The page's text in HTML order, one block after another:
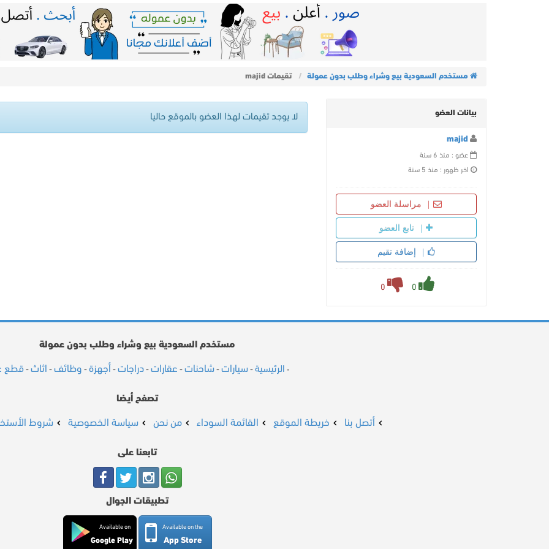
مستخدم السعودية بيع وشراء وطلب بدون عمولة تقيمات majid
بيانات العضو
majid
عضو : منذ 6 سنة
اخر ظهور : منذ 5 سنة
مراسلة العضو
تابع العضو
إضافة تقيم
0
0
لا يوجد تقيمات لهذا العضو بالموقع حاليا
مستخدم السعودية بيع وشراء وطلب بدون عمولة
- الرئيسية -سيارات -شاحنات - عقارات -دراجات - أجهزة - وظائف - اثاث -قطع
تصفح أيضا
أتصل بنا خريطة الموقع القائمة السوداء من نحن سياسة الخصوصية شروط
تابعنا على
تطبيقات الجوال
Available on the
App Store
Available on
Google Play